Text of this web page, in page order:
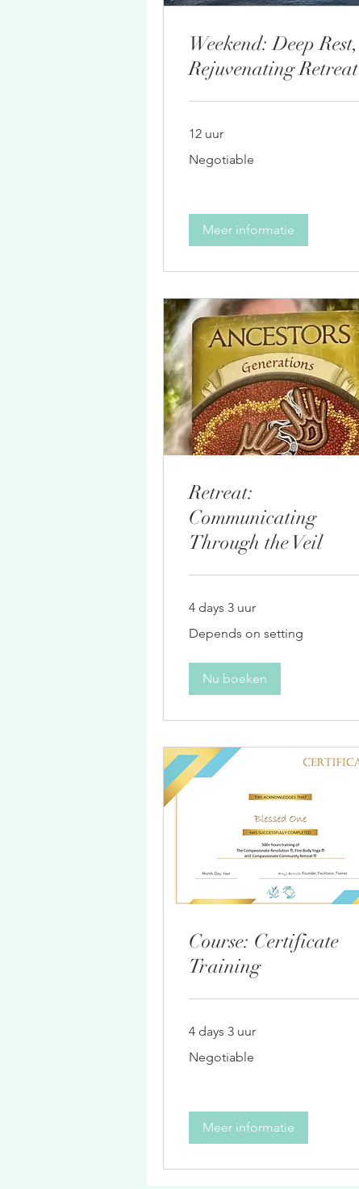
Weekend: Deep Rest,
Rejuvenating Retreat
12 uur
Negotiable
Meer informatie
Retreat:
Communicating
Through the Veil
4 days 3 uur
on
setting
Depends on setting
Nu boeken
Course: Certificate
Training
4 days 3 uur
Negotiable
Meer informatie